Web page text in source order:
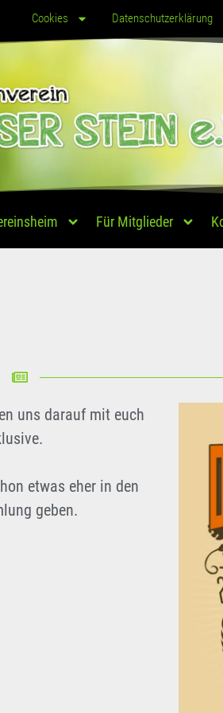
Cookies Datenschutzerklärung
Für Mitglieder
uns darauf mit euch
etwas eher in den
geben.